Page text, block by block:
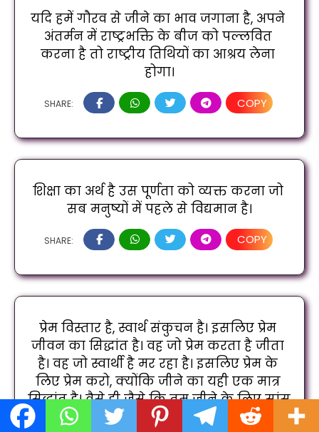
यदि हमें गौरव से जीने का भाव जगाना है, अपने
अंतर्मन में राष्ट्रभक्ति के बीज को पल्लवित
करना है तो राष्ट्रीय तिथियों का आश्रय लेना
होगा।
SHARE: COPY
शिक्षा का अर्थ है उस पूर्णता को व्यक्त करना जो
सब मनुष्यों में पहले से विद्यमान है।
SHARE: COPY
प्रेम विस्तार है, स्वार्थ संकुचन है। इसलिए प्रेम
जीवन का सिद्धांत है। वह जो प्रेम करता है जीता
है। वह जो स्वार्थी है मर रहा है। इसलिए प्रेम के
लिए प्रेम करो, क्योंकि जीने का यही एक मात्र
सिद्धांत है। वैसे ही जैसे कि तुम जीने के लिए सांस
लेते हो।